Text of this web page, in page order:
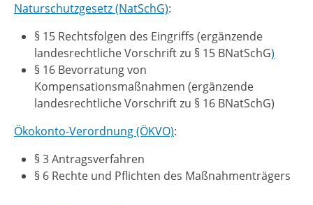
Naturschutzgesetz (NatSchG):
§ 15 Rechtsfolgen des Eingriffs (ergänzende
landesrechtliche Vorschrift zu § 15 BNatSchG)
§ 16 Bevorratung von
Kompensationsmaßnahmen (ergänzende
landesrechtliche Vorschrift zu § 16 BNatSchG)
Ökokonto-Verordnung (ÖKVO):
§ 3 Antragsverfahren
§ 6 Rechte und Pflichten des Maßnahmenträgers